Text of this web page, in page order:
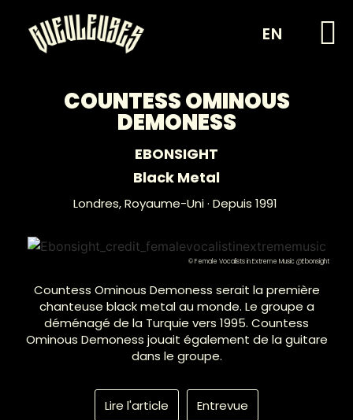
EN
COUNTESS OMINOUS
DEMONESS
EBONSIGHT
Black Metal
Londres, Royaume-Uni · Depuis 1991
© Female Vocalists in Extreme Music @Ebonsight
Countess Ominous Demoness serait la première
chanteuse black metal au monde. Le groupe a
déménagé de la Turquie vers 1995. Countess
Ominous Demoness jouait également de la guitare
dans le groupe.
Lire l'article Entrevue